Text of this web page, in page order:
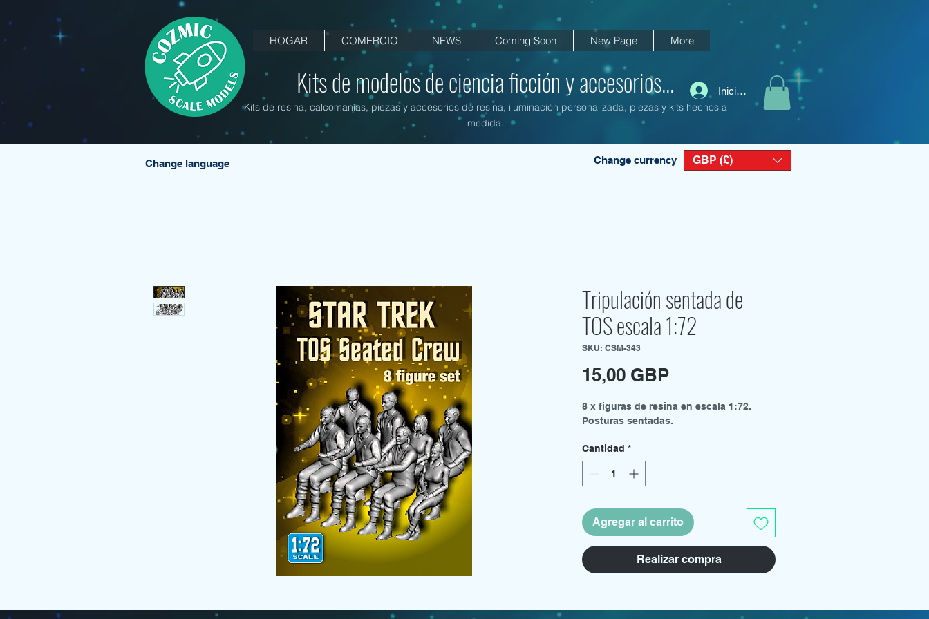
HOGAR COMERCIO NEWS Coming Soon New Page More
Iniciar sesión
Kits de modelos de ciencia ficción y accesorios...
Kits de resina, calcomanías, piezas y accesorios de resina, iluminación personalizada, piezas y kits hechos a
medida.
Change language Change currency GBP (£)
Tripulación sentada de
TOS escala 1:72
SKU: CSM-343
15,00 GBPPrecio
8 x figuras de resina en escala 1:72.
Posturas sentadas.
Cantidad *
Agregar al carrito
Realizar compra